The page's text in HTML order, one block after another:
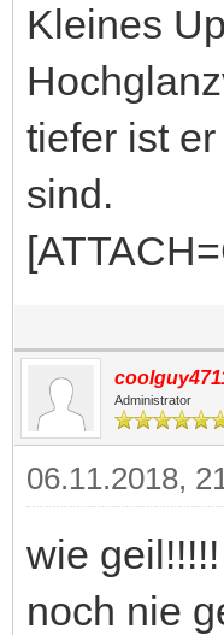
Kleines
tiefer ist
sind.
Administrator
06.11.2018,
wie
noch nie